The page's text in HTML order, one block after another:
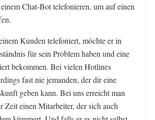
Chat-Bot telefonieren, um auf einen
Kunden telefoniert, möchte er in
für sein Problem haben und eine
bekommen. Bei vielen Hotlines
fast nie jemanden, der dir eine
geben kann. Bei uns erreicht man
Zeit einen Mitarbeiter, der sich auch